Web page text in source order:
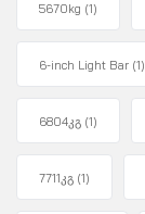
5670kg (1)
6-inch Light Bar (1)
6804კგ (1)
7711კგ (1)